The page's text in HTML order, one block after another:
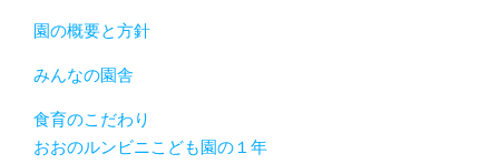
園の概要と方針
みんなの園舎
食育のこだわり
おおのルンビニこども園の１年